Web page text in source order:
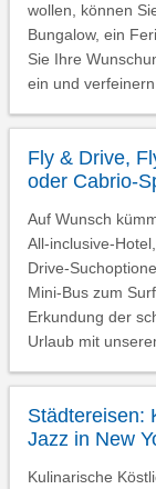
wollen, können
Bungalow, ein
Sie Ihre
ein und
Fly & Drive,
oder Cabrio-
Auf Wunsch
All-inclusive-
Drive-
Mini-Bus zum
Erkundung der
Urlaub mit
Städtereisen:
Jazz in New
Kulinarische